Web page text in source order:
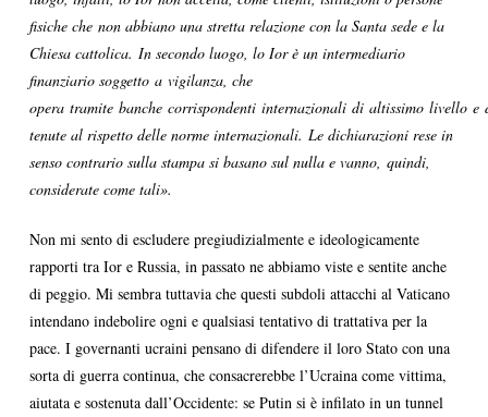
fisiche che non abbiano una stretta relazione con la Santa sede e la
Chiesa cattolica. In secondo luogo, lo Ior è un intermediario
finanziario soggetto a vigilanza, che
opera tramite banche corrispondenti internazionali di altissimo livello e
tenute al rispetto delle norme internazionali. Le dichiarazioni rese in
senso contrario sulla stampa si basano sul nulla e vanno, quindi,
considerate come tali».
Non mi sento di escludere pregiudizialmente e ideologicamente
rapporti tra Ior e Russia, in passato ne abbiamo viste e sentite anche
di peggio. Mi sembra tuttavia che questi subdoli attacchi al Vaticano
intendano indebolire ogni e qualsiasi tentativo di trattativa per la
pace. I governanti ucraini pensano di difendere il loro Stato con una
sorta di guerra continua, che consacrerebbe l’Ucraina come vittima,
aiutata e sostenuta dall’Occidente: se Putin si è infilato in un tunnel